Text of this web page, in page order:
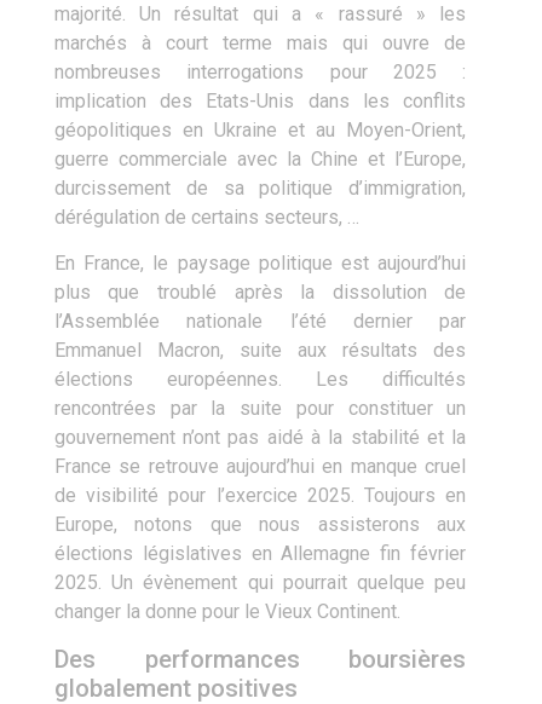
majorité. Un résultat qui a « rassuré » les
marchés à court terme mais qui ouvre de
nombreuses interrogations pour 2025 :
implication des Etats-Unis dans les conflits
géopolitiques en Ukraine et au Moyen-Orient,
guerre commerciale avec la Chine et l’Europe,
durcissement de sa politique d’immigration,
dérégulation de certains secteurs, …
En France, le paysage politique est aujourd’hui
plus que troublé après la dissolution de
l’Assemblée nationale l’été dernier par
Emmanuel Macron, suite aux résultats des
élections européennes. Les difficultés
rencontrées par la suite pour constituer un
gouvernement n’ont pas aidé à la stabilité et la
France se retrouve aujourd’hui en manque cruel
de visibilité pour l’exercice 2025. Toujours en
Europe, notons que nous assisterons aux
élections législatives en Allemagne fin février
2025. Un évènement qui pourrait quelque peu
changer la donne pour le Vieux Continent.
Des performances boursières
globalement positives